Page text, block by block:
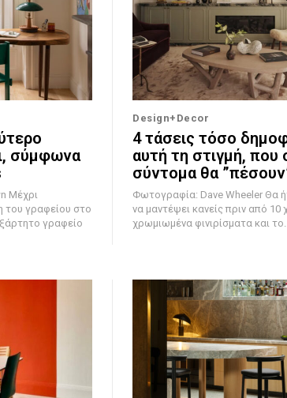
σύμφωνα
του γραφείου στο
γραφείο
Design+Decor
4 τάσεις τόσο
αυτή τη στιγμή, που
σύντομα θα
Φωτογραφία: Dave Wheeler Θα ήταν δύσκολο
να μαντέψει κανείς πριν από 10
χρωμιωμένα φινιρίσματα και το...